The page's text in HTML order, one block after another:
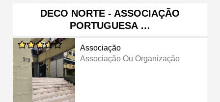
DECO NORTE - ASSOCIAÇÃO
PORTUGUESA …
Associação
Associação Ou Organização